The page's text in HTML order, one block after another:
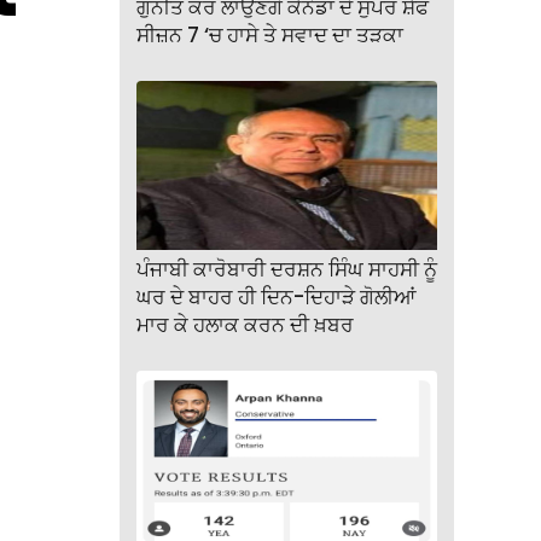
ਗੁਨੀਤ ਕੌਰ ਲਾਉਣਗੇ ਕੈਨੇਡਾ ਦੇ ਸੁਪਰ ਸ਼ੈਫ
ਸੀਜ਼ਨ 7 ‘ਚ ਹਾਸੇ ਤੇ ਸਵਾਦ ਦਾ ਤੜਕਾ
ਪੰਜਾਬੀ ਕਾਰੋਬਾਰੀ ਦਰਸ਼ਨ ਸਿੰਘ ਸਾਹਸੀ ਨੂੰ
ਘਰ ਦੇ ਬਾਹਰ ਹੀ ਦਿਨ-ਦਿਹਾੜੇ ਗੋਲੀਆਂ
ਮਾਰ ਕੇ ਹਲਾਕ ਕਰਨ ਦੀ ਖ਼ਬਰ